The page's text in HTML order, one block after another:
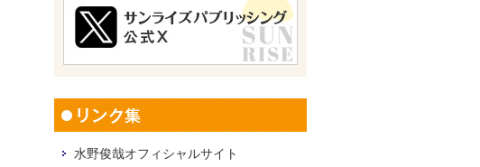
水野俊哉オフィシャルサイト